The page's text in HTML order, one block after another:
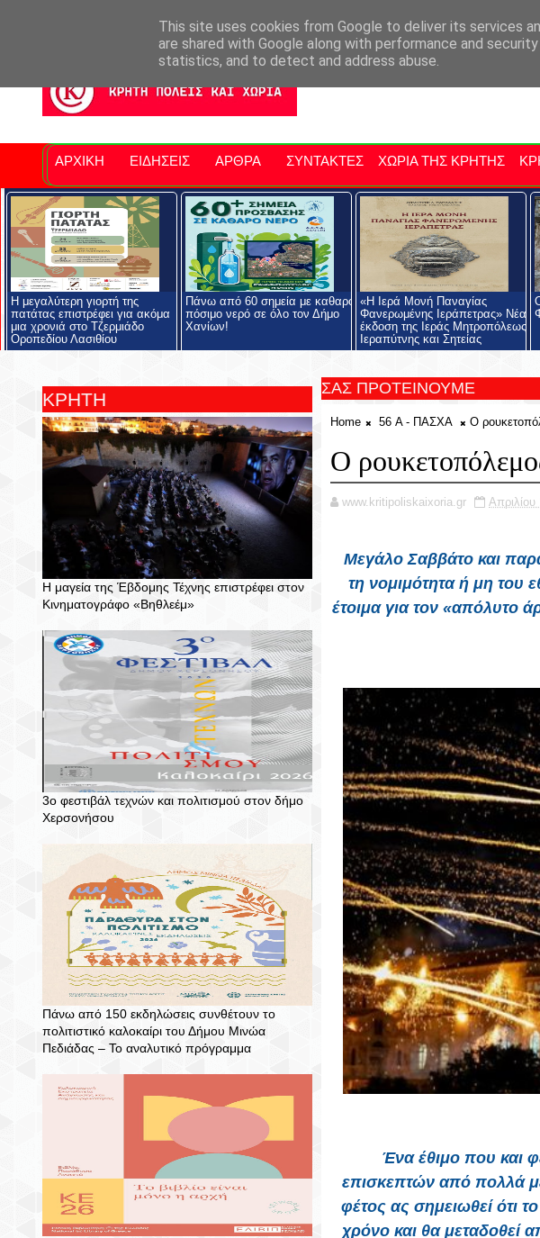
Νομός Λασιθίου Αγαπάμε Ρέθυμνο Επαρχία Μαλεβιζίου
ΑΡΧΙΚΗ ΕΙΔΗΣΕΙΣ ΑΡΘΡΑ ΣΥΝΤΑΚΤΕΣ ΧΩΡΙΑ ΤΗΣ ΚΡΗΤΗΣ
Η μεγαλύτερη γιορτή της
πατάτας επιστρέφει για ακόμα
μια χρονιά στο Τζερμιάδο
Οροπεδίου Λασιθίου
Πάνω από 60 σημεία με καθαρό
πόσιμο νερό σε όλο τον Δήμο
Χανίων!
«Η Ιερά Μονή Παναγίας
Φανερωμένης Ιεράπετρας» Νέα
έκδοση της Ιεράς Μητροπόλεως
Ιεραπύτνης και Σητείας
ΚΡΗΤΗ
Η μαγεία της Έβδομης Τέχνης επιστρέφει στον
Κινηματογράφο «Βηθλεέμ»
3ο φεστιβάλ τεχνών και πολιτισμού στον δήμο
Χερσονήσου
Πάνω από 150 εκδηλώσεις συνθέτουν το
πολιτιστικό καλοκαίρι του Δήμου Μινώα
Πεδιάδας – To αναλυτικό πρόγραμμα
ΣΑΣ ΠΡΟΤΕΙΝΟΥΜΕ
Home 56 Α - ΠΑΣΧΑ Ο
Ο
www.kritipoliskaixoria.gr
Μεγάλο Σαββάτο και
τη νομιμότητα ή μη του
έτοιμα για τον «απόλυτο
Ένα έθιμο που και
επισκεπτών από πολλά
φέτος ας σημειωθεί ότι
χρόνο και θα μεταδοθεί
This site uses cookies from Google to deliver its services
are shared with Google along with performance and
statistics, and to detect and address abuse.